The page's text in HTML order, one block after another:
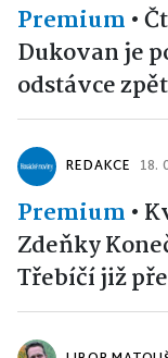
Premium •
Dukovan je
odstávce
REDAKCE 18.
Premium •
Zdeňky
Třebíčí již